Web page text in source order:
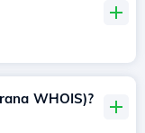
WHOIS)?